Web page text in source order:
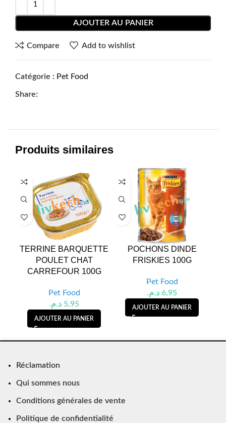
AJOUTER AU PANIER
Compare Add to wishlist
Catégorie : Pet Food
Share:
Produits similaires
TERRINE BARQUETTE
POULET CHAT
CARREFOUR 100G
Pet Food
5,95 د.م.
AJOUTER AU PANIER
POCHONS DINDE
FRISKIES 100G
Pet Food
6,95 د.م.
AJOUTER AU PANIER
Réclamation
Qui sommes nous
Conditions générales de vente
Politique de confidentialité